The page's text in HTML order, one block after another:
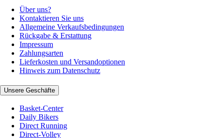
Über uns?
Kontaktieren Sie uns
Allgemeine Verkaufsbedingungen
Rückgabe & Erstattung
Impressum
Zahlungsarten
Lieferkosten und Versandoptionen
Hinweis zum Datenschutz
Unsere Geschäfte
Basket-Center
Daily Bikers
Direct Running
Direct-Volley